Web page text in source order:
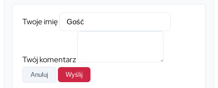
Twoje imię
Twój komentarz
Anuluj Wyślij